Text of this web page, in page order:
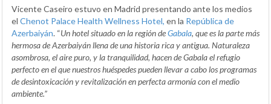
Vicente Caseiro estuvo en Madrid presentando ante los medios
el Chenot Palace Health Wellness Hotel, en la República de
Azerbaiyán. “Un hotel situado en la región deGabala, que es la parte más
hermosa de Azerbaiyán llena de una historia rica y antigua. Naturaleza
asombrosa, el aire puro, y la tranquilidad, hacen de Gabala el refugio
perfecto en el que nuestros huéspedes pueden llevar a cabo los programas
de desintoxicación y revitalización en perfecta armonía con el medio
ambiente.”